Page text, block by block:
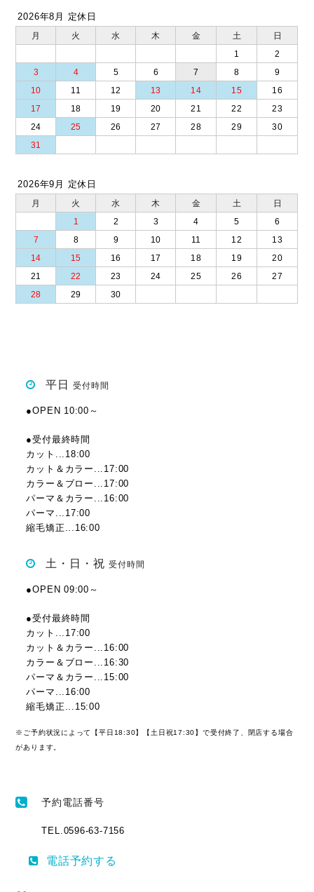
2026年8月 定休日
月 火 水 木 金 土
日
1
2
3
4 5 6 7 8
9
10
11 12 13 14 15
16
17
18 19 20 21 22
23
24
25 26 27 28 29
30
31
2026年9月 定休日
月 火 水 木 金 土
日
1
2 3 4 5
6
7
8 9 10 11 12
13
14
15 16 17 18 19
20
21
22 23 24 25 26
27
28
29 30
平日受付時間
●OPEN 10:00～
●受付最終時間
カット...18:00
カット＆カラー...17:00
カラー＆ブロー...17:00
パーマ＆カラー...16:00
パーマ...17:00
縮毛矯正...16:00
土・日・祝受付時間
●OPEN 09:00～
●受付最終時間
カット...17:00
カット＆カラー...16:00
カラー＆ブロー...16:30
パーマ＆カラー...15:00
パーマ...16:00
縮毛矯正...15:00
※ご予約状況によって【平日18:30】【土日祝17:30】で受付終了、閉店する場合
があります。
予約電話番号
TEL.0596-63-7156
電話予約する